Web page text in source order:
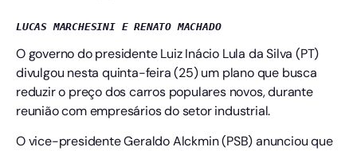
LUCAS MARCHESINI E RENATO MACHADO
O governo do presidente Luiz Inácio Lula da Silva (PT)
divulgou nesta quinta-feira (25) um plano que busca
reduzir o preço dos carros populares novos, durante
reunião com empresários do setor industrial.
O vice-presidente Geraldo Alckmin (PSB) anunciou que